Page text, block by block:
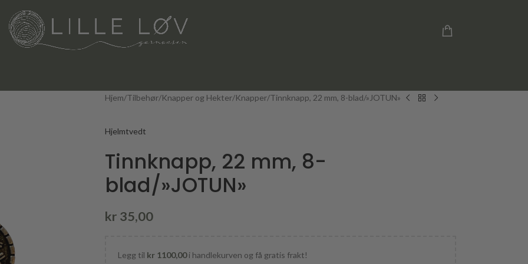
Hjem Tilbehør Knapper og Hekter Knapper Tinnknapp, 22 mm, 8-blad/»JOTUN»
Hjelmtvedt
Tinnknapp, 22 mm, 8-
blad/»JOTUN»
kr 35,00
Legg til kr1100,00i handlekurven og få gratis frakt!